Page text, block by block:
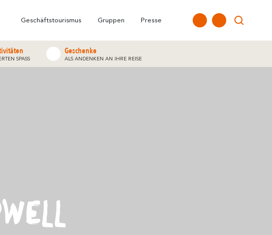
Umgebung
Unsere Büros
Geschäftstourismus Gruppen Presse
SPASS
Geschenke
ALS ANDENKEN AN IHRE REISE